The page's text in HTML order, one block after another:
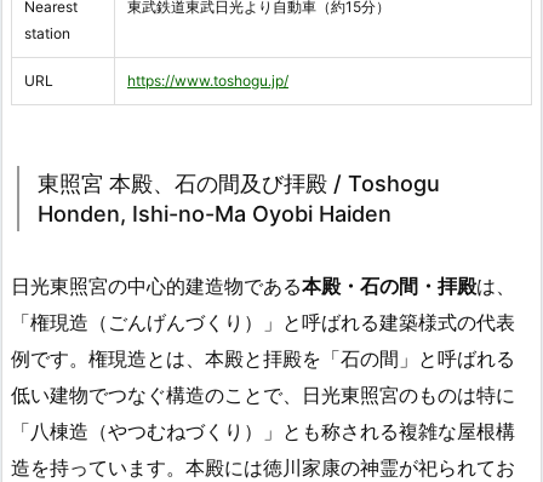
Nearest
station
東武鉄道東武日光より自動車（約15分）
URL https://www.toshogu.jp/
東照宮 本殿、石の間及び拝殿 / Toshogu
Honden, Ishi-no-Ma Oyobi Haiden
日光東照宮の中心的建造物である本殿・石の間・拝殿は、
「権現造（ごんげんづくり）」と呼ばれる建築様式の代表
例です。権現造とは、本殿と拝殿を「石の間」と呼ばれる
低い建物でつなぐ構造のことで、日光東照宮のものは特に
「八棟造（やつむねづくり）」とも称される複雑な屋根構
造を持っています。本殿には徳川家康の神霊が祀られてお